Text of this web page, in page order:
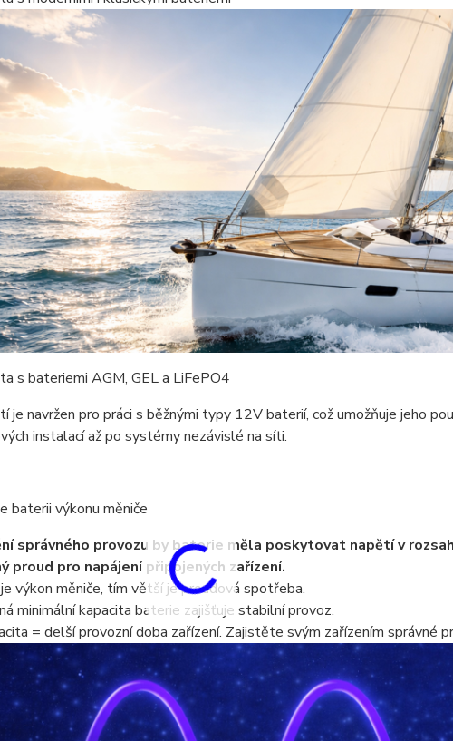
s bateriemi AGM, GEL a LiFePO4
je navržen pro práci s běžnými typy 12V baterií, což umožňuje jeho
instalací až po systémy nezávislé na síti.
baterii výkonu měniče
správného provozu by baterie měla poskytovat napětí v
proud pro napájení připojených zařízení.
výkon měniče, tím větší je proudová spotřeba.
minimální kapacita baterie zajišťuje stabilní provoz.
= delší provozní doba zařízení. Zajistěte svým zařízením správné